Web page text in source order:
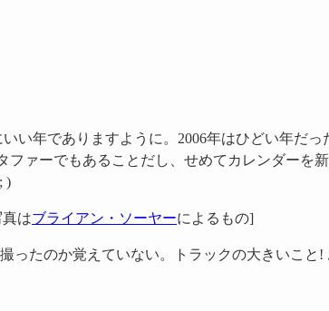
い年でありますように。2006年はひどい年だっ
ファーでもあることだし、せめてカレンダーを
)
はブライアン・ソーヤーによるもの]
ったのか覚えていない。トラックの大きいこと!